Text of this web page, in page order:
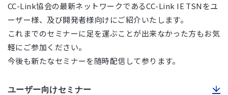
CC-Link協会の最新ネットワークであるCC-Link IE TSNをユ
ーザー様、及び開発者様向けにご紹介いたします。
これまでのセミナーに足を運ぶことが出来なかった方もお気
軽にご参加ください。
今後も新たなセミナーを随時配信して参ります。
ユーザー向けセミナー